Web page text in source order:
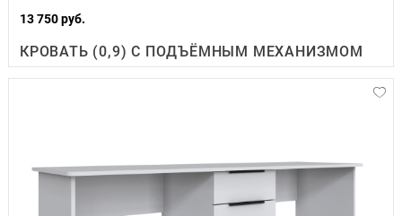
13 750 руб.
КРОВАТЬ (0,9) С ПОДЪЁМНЫМ МЕХАНИЗМОМ